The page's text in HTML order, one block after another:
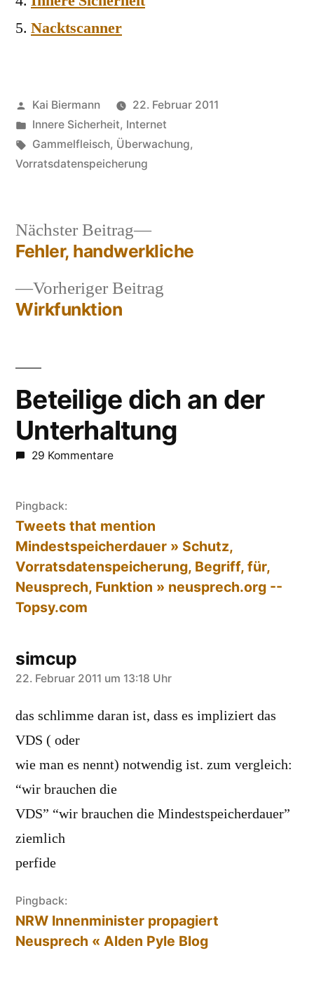
Nacktscanner
Veröffentlicht
von
Kai Biermann
22. Februar 2011
Veröffentlicht
in
Innere Sicherheit, Internet
Schlagwörter:
Gammelfleisch, Überwachung,
Vorratsdatenspeicherung
Beitragsnavigation
Vorheriger Beitrag
Wirkfunktion
Nächster Beitrag
Nächster
Beitrag:
Fehler, handwerkliche
Beteilige dich an der
Unterhaltung
29 Kommentare
Pingback:
Tweets that mention
Mindestspeicherdauer » Schutz,
Vorratsdatenspeicherung, Begriff, für,
Neusprech, Funktion » neusprech.org --
Topsy.com
simcup
sagt:
22. Februar 2011 um 13:18 Uhr
das schlimme daran ist, dass es impliziert das
VDS ( oder
wie man es nennt) notwendig ist. zum vergleich:
“wir brauchen die
VDS” “wir brauchen die Mindestspeicherdauer”
ziemlich
perfide
Pingback:
NRW Innenminister propagiert
Neusprech « Alden Pyle Blog